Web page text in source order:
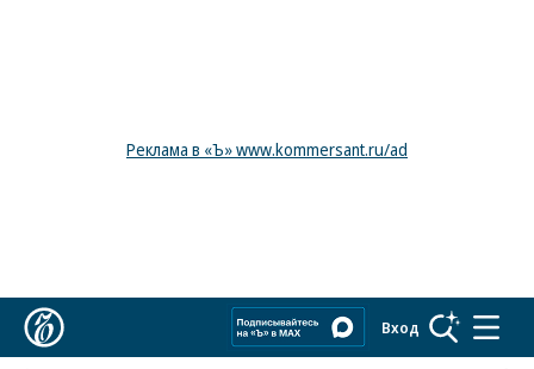
Реклама в «Ъ» www.kommersant.ru/ad
Вход